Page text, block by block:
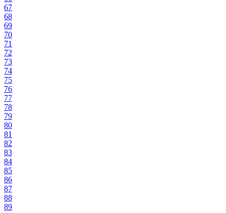
67
68
69
70
71
72
73
74
75
76
77
78
79
80
81
82
83
84
85
86
87
88
89